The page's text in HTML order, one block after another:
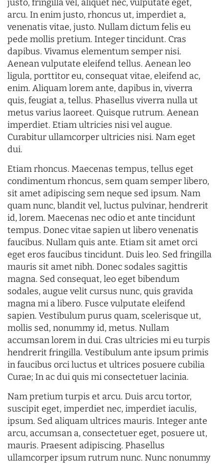
justo, fringilla vel, aliquet nec, vulputate eget,
arcu. In enim justo, rhoncus ut, imperdiet a,
venenatis vitae, justo. Nullam dictum felis eu
pede mollis pretium. Integer tincidunt. Cras
dapibus. Vivamus elementum semper nisi.
Aenean vulputate eleifend tellus. Aenean leo
ligula, porttitor eu, consequat vitae, eleifend ac,
enim. Aliquam lorem ante, dapibus in, viverra
quis, feugiat a, tellus. Phasellus viverra nulla ut
metus varius laoreet. Quisque rutrum. Aenean
imperdiet. Etiam ultricies nisi vel augue.
Curabitur ullamcorper ultricies nisi. Nam eget
dui.
Etiam rhoncus. Maecenas tempus, tellus eget
condimentum rhoncus, sem quam semper libero,
sit amet adipiscing sem neque sed ipsum. Nam
quam nunc, blandit vel, luctus pulvinar, hendrerit
id, lorem. Maecenas nec odio et ante tincidunt
tempus. Donec vitae sapien ut libero venenatis
faucibus. Nullam quis ante. Etiam sit amet orci
eget eros faucibus tincidunt. Duis leo. Sed fringilla
mauris sit amet nibh. Donec sodales sagittis
magna. Sed consequat, leo eget bibendum
sodales, augue velit cursus nunc, quis gravida
magna mi a libero. Fusce vulputate eleifend
sapien. Vestibulum purus quam, scelerisque ut,
mollis sed, nonummy id, metus. Nullam
accumsan lorem in dui. Cras ultricies mi eu turpis
hendrerit fringilla. Vestibulum ante ipsum primis
in faucibus orci luctus et ultrices posuere cubilia
Curae; In ac dui quis mi consectetuer lacinia.
Nam pretium turpis et arcu. Duis arcu tortor,
suscipit eget, imperdiet nec, imperdiet iaculis,
ipsum. Sed aliquam ultrices mauris. Integer ante
arcu, accumsan a, consectetuer eget, posuere ut,
mauris. Praesent adipiscing. Phasellus
ullamcorper ipsum rutrum nunc. Nunc nonummy